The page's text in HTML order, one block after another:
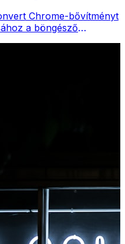
Chrome-bővítményt
a böngésző